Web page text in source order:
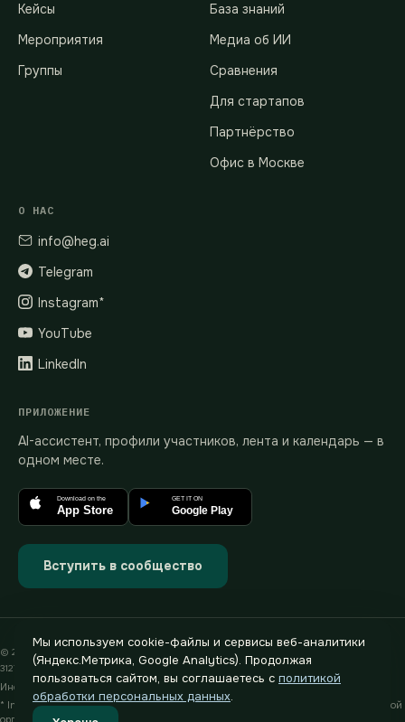
Кейсы
Мероприятия
Группы
База знаний
Медиа об ИИ
Сравнения
Для стартапов
Партнёрство
Офис в Москве
О НАС
info@heg.ai
Telegram
Instagram*
YouTube
LinkedIn
ПРИЛОЖЕНИЕ
AI-ассистент, профили участников, лента и календарь — в
одном месте.
Download on the
App Store
GET IT ON
Google Play
Вступить в сообщество
© 2019–2026 heg.ai · ИП Хегай Павел Валентинович · ИНН 772880589233 · ОГРНИП
312774624400791
Информация на сайте носит рекламный характер
* Instagram и Facebook принадлежат компании Meta, признанной экстремистской
организацией, деятельность которой запрещена на территории РФ
Мы используем cookie-файлы и сервисы веб-аналитики
(Яндекс.Метрика, Google Analytics). Продолжая
пользоваться сайтом, вы соглашаетесь с политикой
обработки персональных данных.